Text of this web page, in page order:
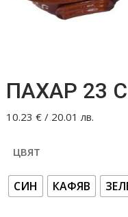
ПАХАР 23
10.23€ / 20.01 лв.
ЦВЯТ
СИН КАФЯВ